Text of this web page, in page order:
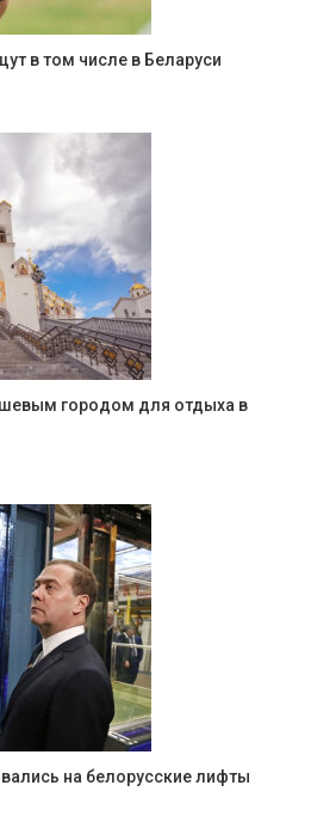
в том числе в Беларуси
городом для отдыха в
на белорусские лифты